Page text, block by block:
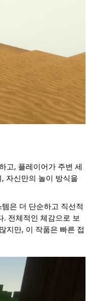
고, 플레이어가 주변 세
자신만의 놀이 방식을
은 더 단순하고 직선적
. 전체적인 체감으로 보
지만, 이 작품은 빠른 접